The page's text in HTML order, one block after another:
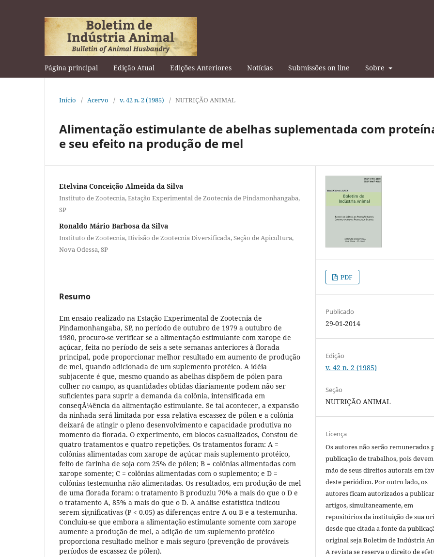
Página principal Edição Atual Edições Anteriores Notícias Submissões on line Sobre
Início / Acervo / v. 42 n. 2 (1985) / NUTRIÇÃO ANIMAL
Alimentação estimulante de abelhas suplementada com
e seu efeito na produção de mel
Etelvina Conceição Almeida da Silva
Instituto de Zootecnia, Estação Experimental de Zootecnia de Pindamonhangaba,
SP
Ronaldo Mário Barbosa da Silva
Instituto de Zootecnia, Divisão de Zootecnia Diversificada, Seção de Apicultura,
Nova Odessa, SP
Resumo
Em ensaio realizado na Estação Experimental de Zootecnia de
Pindamonhangaba, SP, no período de outubro de 1979 a outubro de
1980, procuro-se verificar se a alimentação estimulante com xarope de
açúcar, feita no período de seis a sete semanas anteriores à florada
principal, pode proporcionar melhor resultado em aumento de produção
de mel, quando adicionada de um suplemento protéico. A idéia
subjacente é que, mesmo quando as abelhas dispõem de pólen para
colher no campo, as quantidades obtidas diariamente podem não ser
suficientes para suprir a demanda da colônia, intensificada em
conseqÃ¼ência da alimentação estimulante. Se tal acontecer, a expansão
da ninhada será limitada por essa relativa escassez de pólen e a colônia
deixará de atingir o pleno desenvolvimento e capacidade produtiva no
momento da florada. O experimento, em blocos casualizados, Constou de
quatro tratamentos e quatro repetições. Os tratamentos foram: A =
colônias alimentadas com xarope de açúcar mais suplemento protéico,
feito de farinha de soja com 25% de pólen; B = colônias alimentadas com
xarope somente; C = colônias alimentadas com o suplemento; e D =
colônias testemunha não alimentadas. Os resultados, em produção de mel
de uma florada foram: o tratamento B produziu 70% a mais do que o D e
o tratamento A, 85% a mais do que o D. A análise estatística indicou
serem significativas (P < 0.05) as diferenças entre A ou B e a testemunha.
Concluiu-se que embora a alimentação estimulante somente com xarope
aumente a produção de mel, a adição de um suplemento protéico
proporciona resultado melhor e mais seguro (prevenção de prováveis
períodos de escassez de pólen).
PDF
Publicado
29-01-2014
Edição
v. 42 n. 2 (1985)
Seção
NUTRIÇÃO ANIMAL
Licença
Os autores não serão remunerados
publicação de trabalhos, pois
mão de seus direitos autorais em
deste periódico. Por outro lado, os
autores ficam autorizados a
artigos, simultaneamente, em
repositórios da instituição de sua
desde que citada a fonte da
original seja Boletim de Indústria
A revista se reserva o direito de